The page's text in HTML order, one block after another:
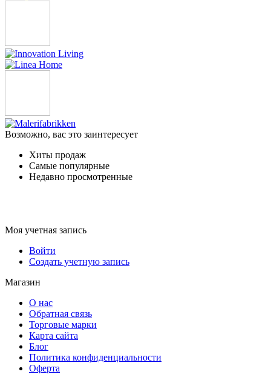
Возможно, вас это заинтересует
Хиты продаж
Самые популярные
Недавно просмотренные
Моя учетная запись
Войти
Создать учетную запись
Магазин
О нас
Обратная связь
Торговые марки
Карта сайта
Блог
Политика конфиденциальности
Оферта